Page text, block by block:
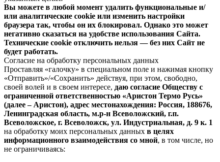
Вы можете в любой момент удалить функциональные и/
или аналитические cookie или изменить настройки
браузера так, чтобы он их блокировал. Однако это может
негативно сказаться на удобстве использования Сайта.
Технические cookie отключить нельзя — без них Сайт не
будет работать.
Согласие на обработку персональных данных
Проставляя «галочку» в специальном поле и нажимая кнопку
«Отправить»/«Сохранить» действуя, при этом, свободно,
своей волей и в своем интересе, даю согласие Обществу с
ограниченной ответственностью «Аристон Термо Русь»
(далее – Аристон), адрес местонахождения: Россия, 188676,
Ленинградская область, м.р-н Всеволожский, г.п.
Всеволожское, г. Всеволожск, ул. Индустриальная, д. 9 к. 1
на обработку моих персональных данных в целях
информационного взаимодействия со мной, в том числе, но
не ограничиваясь: